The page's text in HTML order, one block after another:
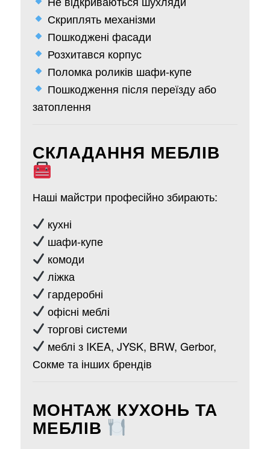
Скриплять механізми
Пошкоджені фасади
Розхитався корпус
Поломка роликів шафи-купе
Пошкодження після переїзду або
затоплення
СКЛАДАННЯ МЕБЛІВ
Наші майстри професійно збирають:
кухні
шафи-купе
комоди
ліжка
гардеробні
офісні меблі
торгові системи
меблі з IKEA, JYSK, BRW, Gerbor,
Сокме та інших брендів
МОНТАЖ КУХОНЬ ТА
МЕБЛІВ